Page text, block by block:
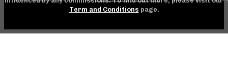
Term and Conditions page.